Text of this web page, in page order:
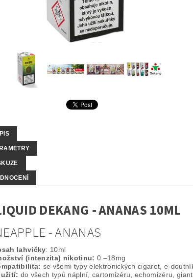
DEKANG - ANANAS 10ML
- ANANAS
lahvičky: 10ml
(intenzita) nikotinu: 0 –18mg
se všemi typy elektronických cigaret, e-
do všech typů náplní, cartomizéru, echomizéru,